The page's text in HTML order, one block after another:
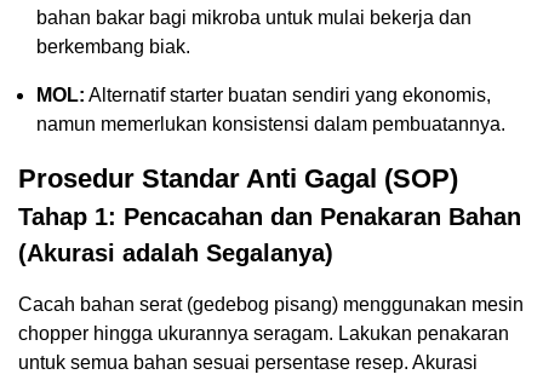
bahan bakar bagi mikroba untuk mulai bekerja dan
berkembang biak.
MOL: Alternatif starter buatan sendiri yang ekonomis,
namun memerlukan konsistensi dalam pembuatannya.
Prosedur Standar Anti Gagal (SOP)
Tahap 1: Pencacahan dan Penakaran Bahan
(Akurasi adalah Segalanya)
Cacah bahan serat (gedebog pisang) menggunakan mesin
chopper hingga ukurannya seragam. Lakukan penakaran
untuk semua bahan sesuai persentase resep. Akurasi